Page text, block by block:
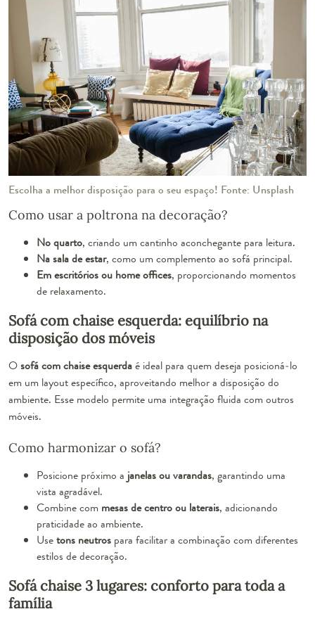
Escolha a melhor disposição para o seu espaço! Fonte: Unsplash
Como usar a poltrona na decoração?
No quarto, criando um cantinho aconchegante para leitura.
Na sala de estar, como um complemento ao sofá principal.
Em escritórios ou home offices, proporcionando momentos
de relaxamento.
Sofá com chaise esquerda: equilíbrio na
disposição dos móveis
Osofá com chaise esquerdaé ideal para quem deseja posicioná-lo
em um layout específico, aproveitando melhor a disposição do
ambiente. Esse modelo permite uma integração fluida com outros
móveis.
Como harmonizar o sofá?
Posicione próximo a janelas ou varandas, garantindo uma
vista agradável.
Combine com mesas de centro ou laterais, adicionando
praticidade ao ambiente.
Usetons neutros para facilitar a combinação com diferentes
estilos de decoração.
Sofá chaise 3 lugares: conforto para toda a
família